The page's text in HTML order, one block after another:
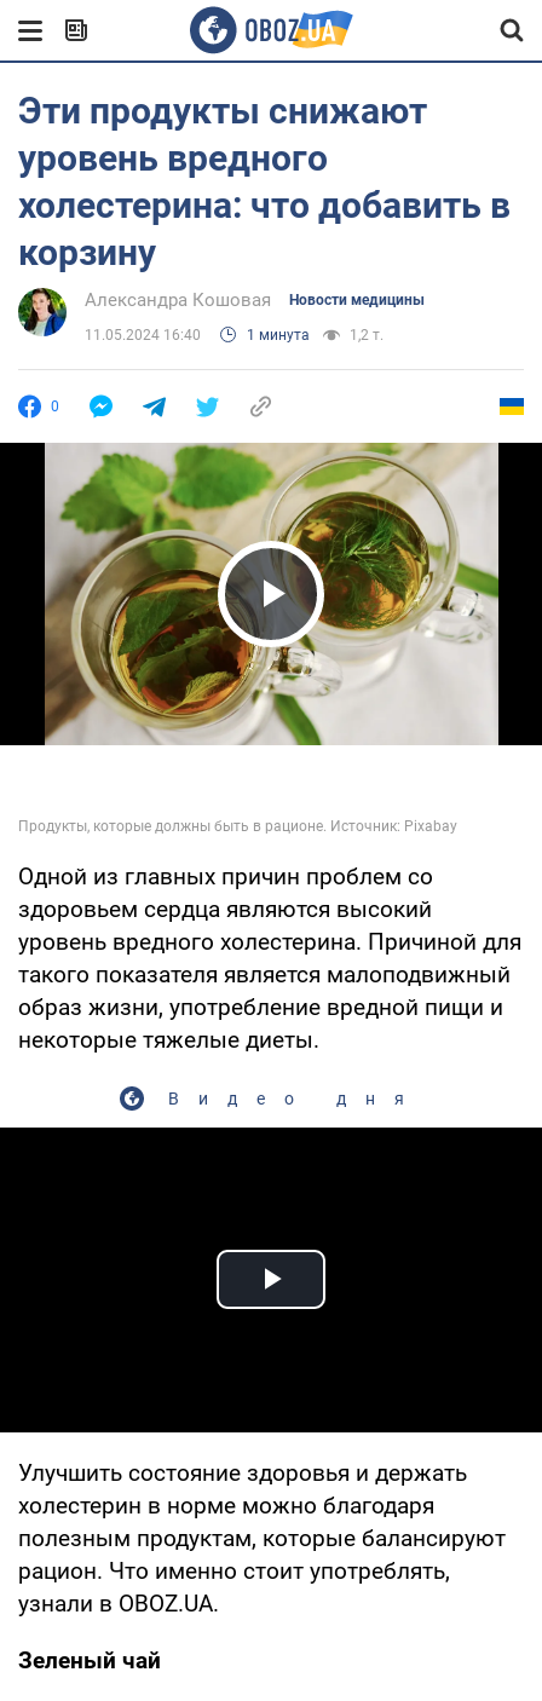
Эти продукты снижают
уровень вредного
холестерина: что добавить в
корзину
Александра Кошовая Новости медицины
11.05.2024 16:40 1 минута 1,2 т.
0
Play Video
Одной из главных причин проблем со
здоровьем сердца являются высокий
уровень вредного холестерина. Причиной для
такого показателя является малоподвижный
образ жизни, употребление вредной пищи и
некоторые тяжелые диеты.
Видео дня
Play Video
Улучшить состояние здоровья и держать
холестерин в норме можно благодаря
полезным продуктам, которые балансируют
рацион. Что именно стоит употреблять,
узнали в OBOZ.UA.
Зеленый чай